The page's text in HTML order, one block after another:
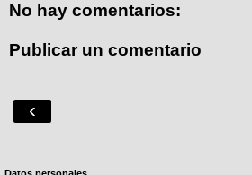
No hay comentarios:
Publicar un comentario
‹